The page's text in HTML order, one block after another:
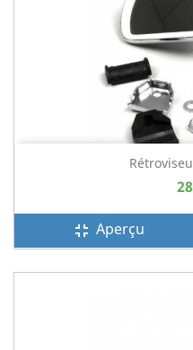
fullscreen_exit Aperçu